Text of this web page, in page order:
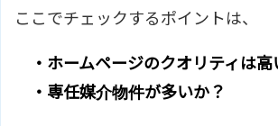
ここでチェックするポイントは、
・ホームページのクオリティは高
・専任媒介物件が多いか？